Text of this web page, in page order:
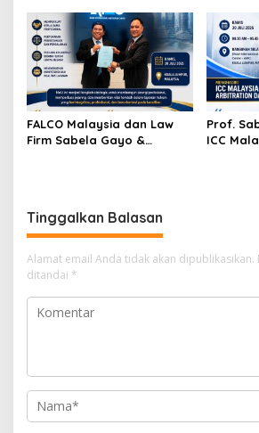
Penyelesaian Sengketa di
Indonesia
di
FALCO Malaysia dan Law
Firm Sabela Gayo &
Prof.
ICC
Tinggalkan Balasan
Alamat email Anda tidak akan dipublikasikan.
ditandai *